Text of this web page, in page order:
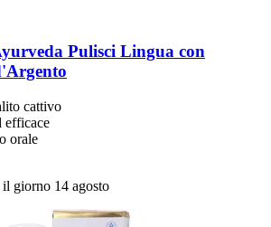
Pulisci Lingua con
cattivo
efficace
orale
giorno 14 agosto